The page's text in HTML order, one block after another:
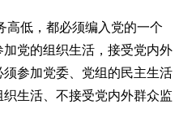
高低，都必须编入党的一个
党的组织生活，接受党内外
参加党委、党组的民主生活
生活、不接受党内外群众监